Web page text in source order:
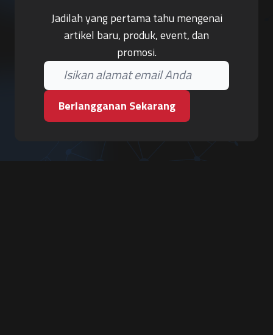
Jadilah yang pertama tahu mengenai
artikel baru, produk, event, dan
promosi.
Berlangganan Sekarang